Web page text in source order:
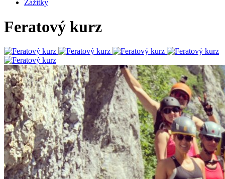
Zážitky
Feratový kurz